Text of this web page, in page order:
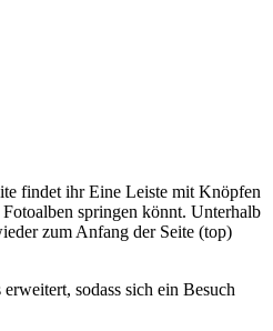
findet ihr Eine Leiste mit Knöpfen
springen könnt. Unterhalb
zum Anfang der Seite (top)
sodass sich ein Besuch